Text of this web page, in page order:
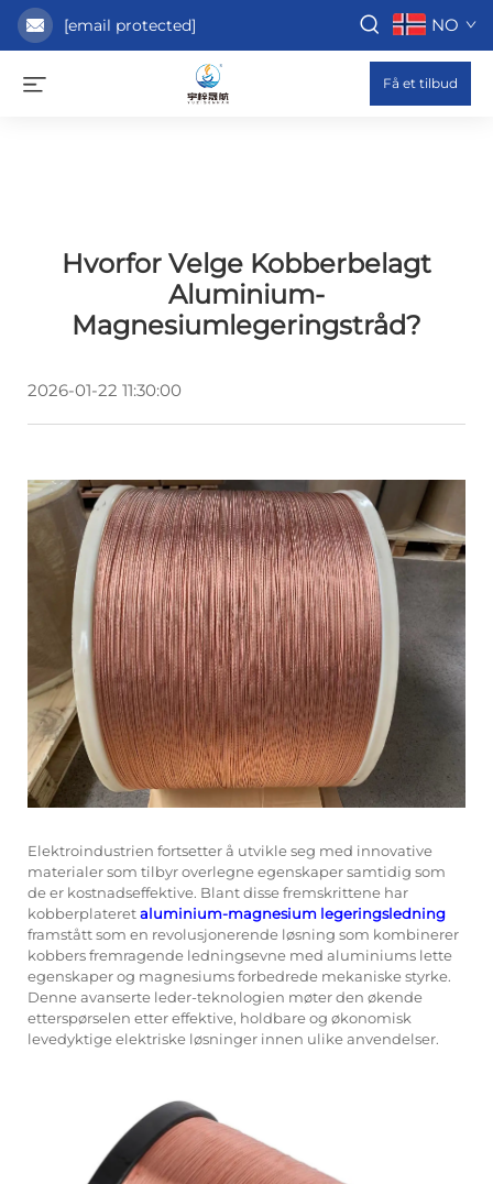
[email protected] NO
Få et tilbud
Hvorfor Velge Kobberbelagt
Aluminium-
Magnesiumlegeringstråd?
2026-01-22 11:30:00
Elektroindustrien fortsetter å utvikle seg med innovative
materialer som tilbyr overlegne egenskaper samtidig som
de er kostnadseffektive. Blant disse fremskrittene har
kobberplateretaluminium-magnesium legeringsledning
framstått som en revolusjonerende løsning som kombinerer
kobbers fremragende ledningsevne med aluminiums lette
egenskaper og magnesiums forbedrede mekaniske styrke.
Denne avanserte leder-teknologien møter den økende
etterspørselen etter effektive, holdbare og økonomisk
levedyktige elektriske løsninger innen ulike anvendelser.